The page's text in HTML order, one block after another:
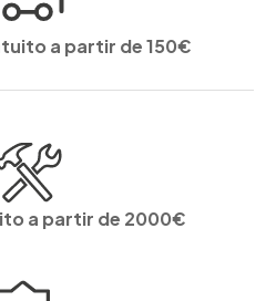
a partir de 150€
a partir de 2000€